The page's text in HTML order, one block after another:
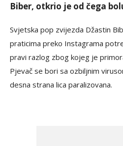
Biber, otkrio je od čega
Svjetska pop zvijezda Džastin
praticima preko Instagrama
pravi razlog zbog kojeg je
Pjevač se bori sa ozbiljnim
desna strana lica paralizovana.